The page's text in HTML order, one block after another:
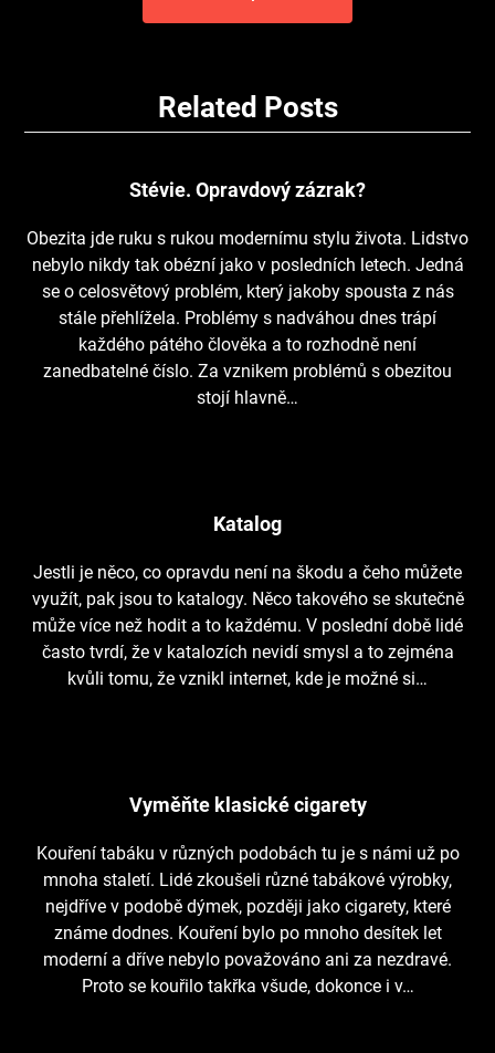
Related Posts
Stévie. Opravdový zázrak?
Obezita jde ruku s rukou modernímu stylu života. Lidstvo
nebylo nikdy tak obézní jako v posledních letech. Jedná
se o celosvětový problém, který jakoby spousta z nás
stále přehlížela. Problémy s nadváhou dnes trápí
každého pátého člověka a to rozhodně není
zanedbatelné číslo. Za vznikem problémů s obezitou
stojí hlavně…
Katalog
Jestli je něco, co opravdu není na škodu a čeho můžete
využít, pak jsou to katalogy. Něco takového se skutečně
může více než hodit a to každému. V poslední době lidé
často tvrdí, že v katalozích nevidí smysl a to zejména
kvůli tomu, že vznikl internet, kde je možné si…
Vyměňte klasické cigarety
Kouření tabáku v různých podobách tu je s námi už po
mnoha staletí. Lidé zkoušeli různé tabákové výrobky,
nejdříve v podobě dýmek, později jako cigarety, které
známe dodnes. Kouření bylo po mnoho desítek let
moderní a dříve nebylo považováno ani za nezdravé.
Proto se kouřilo takřka všude, dokonce i v…